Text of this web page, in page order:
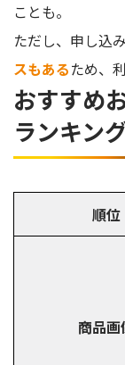
ことも。
ただし、申し込
スもあるため、
おすすめ
ランキン
順位
商品画